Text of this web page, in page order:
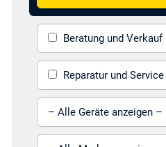
Beratung und Verkauf
Reparatur und Service
Gerät auswählen
Marke auswählen